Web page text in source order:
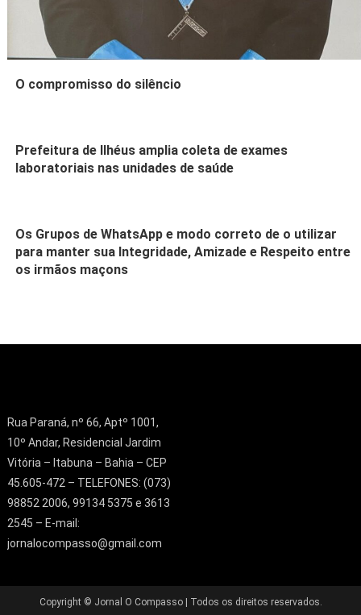
O compromisso do silêncio
Prefeitura de Ilhéus amplia coleta de exames
laboratoriais nas unidades de saúde
Os Grupos de WhatsApp e modo correto de o utilizar
para manter sua Integridade, Amizade e Respeito entre
os irmãos maçons
Rua Paraná, nº 66, Aptº 1001,
10º Andar, Residencial Jardim
Vitória – Itabuna – Bahia – CEP
45.605-472 – TELEFONES: (073)
98852 2006, 99134 5375 e 3613
2545 – E-mail:
jornalocompasso@gmail.com
Copyright © Jornal O Compasso | Todos os direitos reservados.